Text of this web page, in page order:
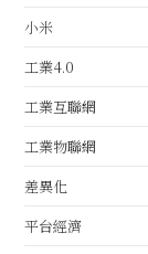
小米
工業4.0
工業互聯網
工業物聯網
差異化
平台經濟